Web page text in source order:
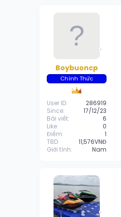
Boybuoncp
Chính Thức
User ID
286919
Since
17/12/23
Bài viết
6
Like
0
Điểm
1
TBD
11,576VNĐ
Giới tính
Nam